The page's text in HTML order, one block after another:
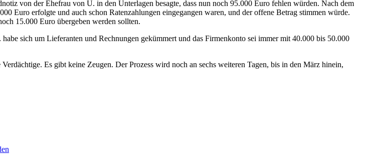
von der Ehefrau von U. in den Unterlagen besagte, dass nun noch 95.000 Euro fehlen würden. Nach dem
Euro erfolgte und auch schon Ratenzahlungen eingegangen waren, und der offene Betrag stimmen würde.
15.000 Euro übergeben werden sollten.
sich um Lieferanten und Rechnungen gekümmert und das Firmenkonto sei immer mit 40.000 bis 50.000
Es gibt keine Zeugen. Der Prozess wird noch an sechs weiteren Tagen, bis in den März hinein,